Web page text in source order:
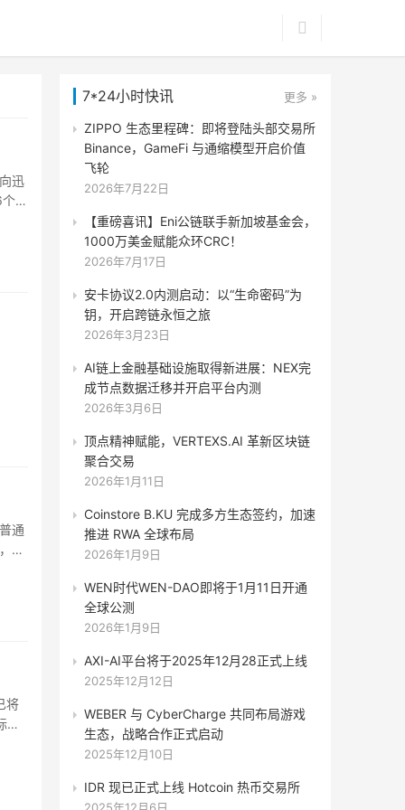
迅
覆
通
只
将
运
7*24小时快讯 更多 »
ZIPPO 生态里程碑：即将登陆头部交易所
Binance，GameFi 与通缩模型开启价值
飞轮
2026年7月22日
【重磅喜讯】Eni公链联手新加坡基金会，
1000万美金赋能众环CRC！
2026年7月17日
安卡协议2.0内测启动：以“生命密码”为
钥，开启跨链永恒之旅
2026年3月23日
AI链上金融基础设施取得新进展：NEX完
成节点数据迁移并开启平台内测
2026年3月6日
顶点精神赋能，VERTEXS.AI 革新区块链
聚合交易
2026年1月11日
Coinstore B.KU 完成多方生态签约，加速
推进 RWA 全球布局
2026年1月9日
WEN时代WEN-DAO即将于1月11日开通
全球公测
2026年1月9日
AXI-AI平台将于2025年12月28正式上线
2025年12月12日
WEBER 与 CyberCharge 共同布局游戏
生态，战略合作正式启动
2025年12月10日
IDR 现已正式上线 Hotcoin 热币交易所